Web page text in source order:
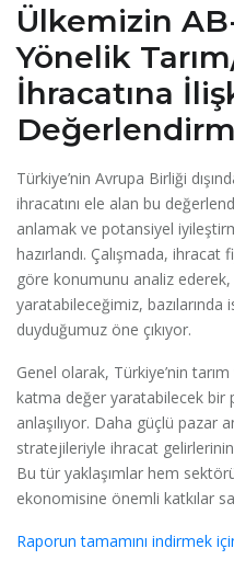
Ülkemizin
Yönelik
İhracatına
Türkiye’nin Avrupa Birliği
ihracatını ele alan bu
anlamak ve potansiyel
hazırlandı. Çalışmada, ihracat
göre konumunu analiz
yaratabileceğimiz, bazılarında
duyduğumuz öne çıkıyor.
Genel olarak, Türkiye’nin
katma değer yaratabilecek bir
anlaşılıyor. Daha güçlü pazar
stratejileriyle ihracat
Bu tür yaklaşımlar hem
ekonomisine önemli katkılar
Raporun tamamını indirmek için